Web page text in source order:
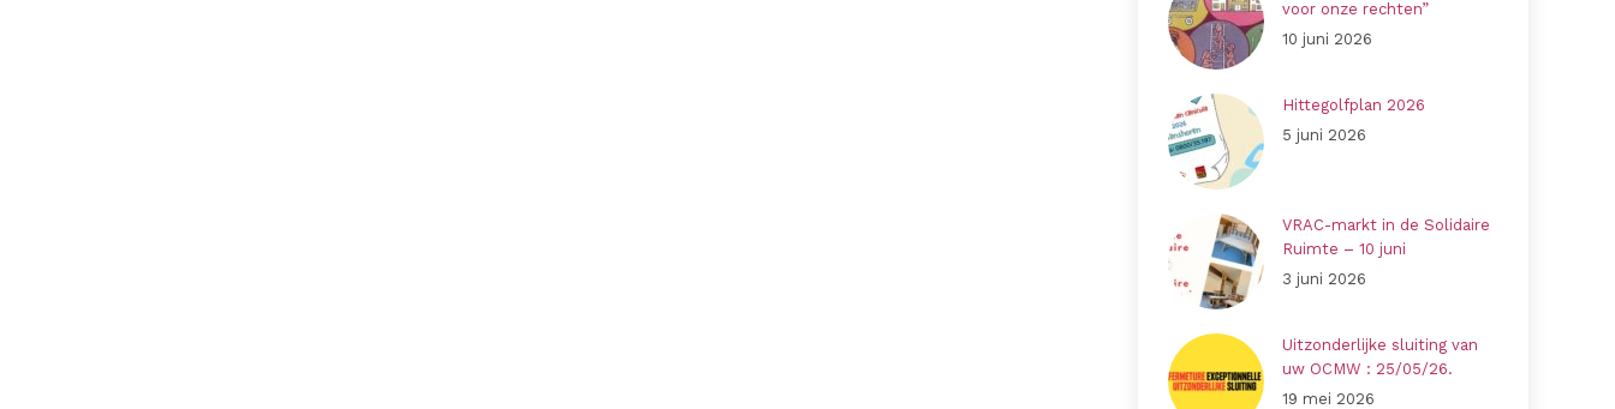
voor onze rechten”
10 juni 2026
Hittegolfplan 2026
5 juni 2026
VRAC-markt in de Solidaire
Ruimte – 10 juni
3 juni 2026
Uitzonderlijke sluiting van
uw OCMW : 25/05/26.
19 mei 2026